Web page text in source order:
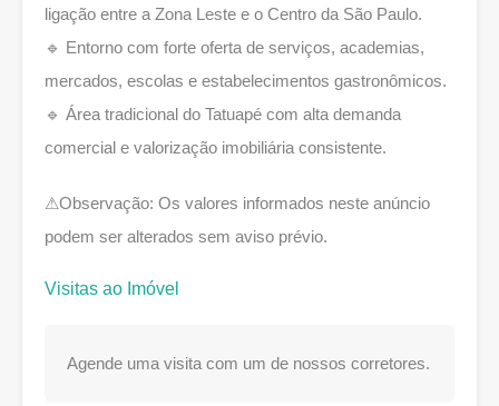
ligação entre a Zona Leste e o Centro da São Paulo.
🔹 Entorno com forte oferta de serviços, academias,
mercados, escolas e estabelecimentos gastronômicos.
🔹 Área tradicional do Tatuapé com alta demanda
comercial e valorização imobiliária consistente.
⚠Observação: Os valores informados neste anúncio
podem ser alterados sem aviso prévio.
Visitas ao Imóvel
Agende uma visita com um de nossos corretores.